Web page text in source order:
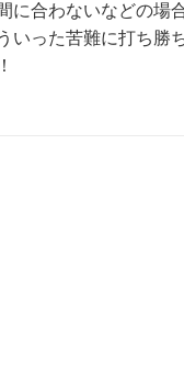
に合わないなどの場
いった苦難に打ち勝